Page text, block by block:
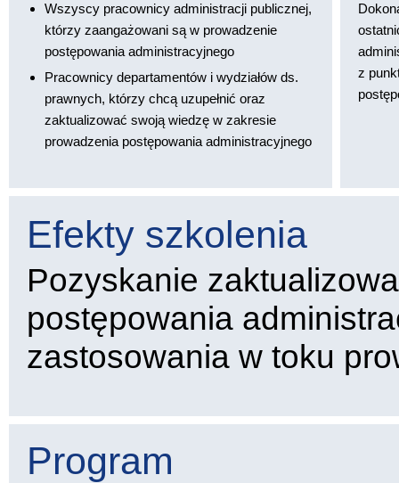
Wszyscy pracownicy administracji publicznej,
którzy zaangażowani są w prowadzenie
postępowania administracyjnego
Pracownicy departamentów i wydziałów ds.
prawnych, którzy chcą uzupełnić oraz
zaktualizować swoją wiedzę w zakresie
prowadzenia postępowania administracyjnego
z
Efekty szkolenia
Pozyskanie
postępowania
zastosowania w toku
Program